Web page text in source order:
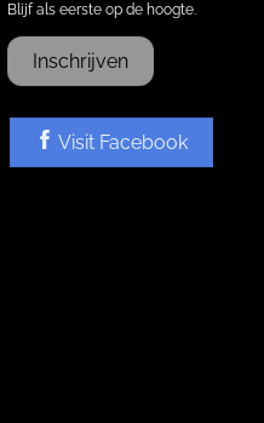
Blijf als eerste op de hoogte.
Inschrijven
Visit Facebook